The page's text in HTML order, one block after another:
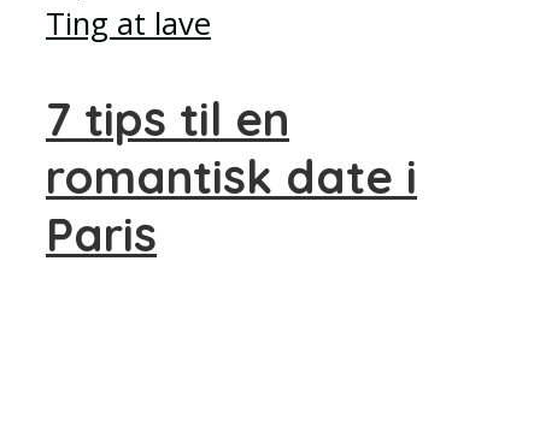
Ting at lave
7 tips til en
romantisk date i
Paris